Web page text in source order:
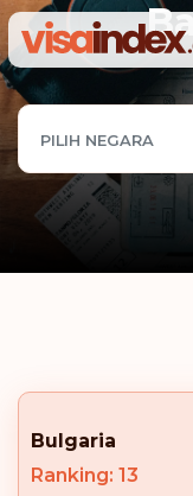
PILIH NEGARA
Bulgaria
Ranking: 13